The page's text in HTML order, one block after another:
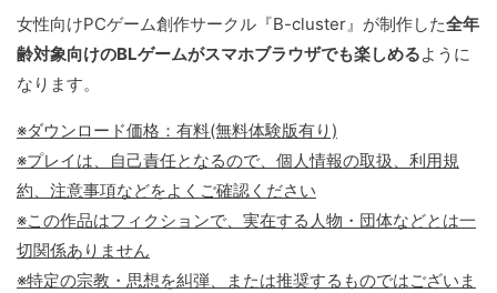
女性向けPCゲーム創作サークル『B-cluster』が制作した全年
齢対象向けのBLゲームがスマホブラウザでも楽しめるように
なります。
※ダウンロード価格：有料(無料体験版有り)
※プレイは、自己責任となるので、個人情報の取扱、利用規
約、注意事項などをよくご確認ください
※この作品はフィクションで、実在する人物・団体などとは一
切関係ありません
※特定の宗教・思想を糾弾、または推奨するものではございま